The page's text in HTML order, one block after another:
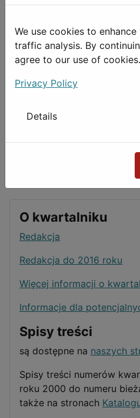
O kwartalniku
Redakcja
Redakcja do 2016 roku
Więcej informacji o
Informacje dla
Spisy treści
są dostępne na naszych
Spisy treści numerów
roku 2000 do numeru
także na stronach
Może
Cezary K. Kęder:
użyciem okładek
kształtowania się...
We use cookies to
traffic analysis. By
agree to our use of cookies.
Privacy Policy
Details